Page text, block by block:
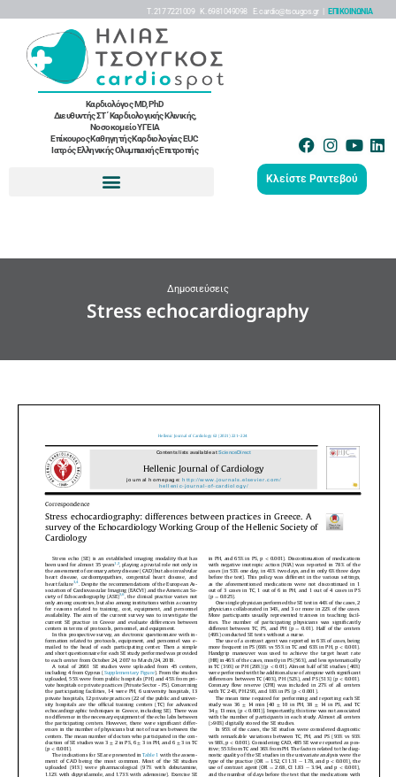
Τ. 217 7221009 K. 6981049098 Ε. cardio@tsougos.gr | ΕΠΙΚΟΙΝΩΝΙΑ
Καρδιολόγος MD, PhD
Διευθυντής ΣΤ΄ Καρδιολογικής Κλινικής,
Νοσοκομείο ΥΓΕΙΑ
Επίκουρος Καθηγητής Καρδιολογίας EUC
Ιατρός Ελληνικής Ολυμπιακής Επιτροπής
Κλείστε Ραντεβού
Δημοσιεύσεις
Stress echocardiography